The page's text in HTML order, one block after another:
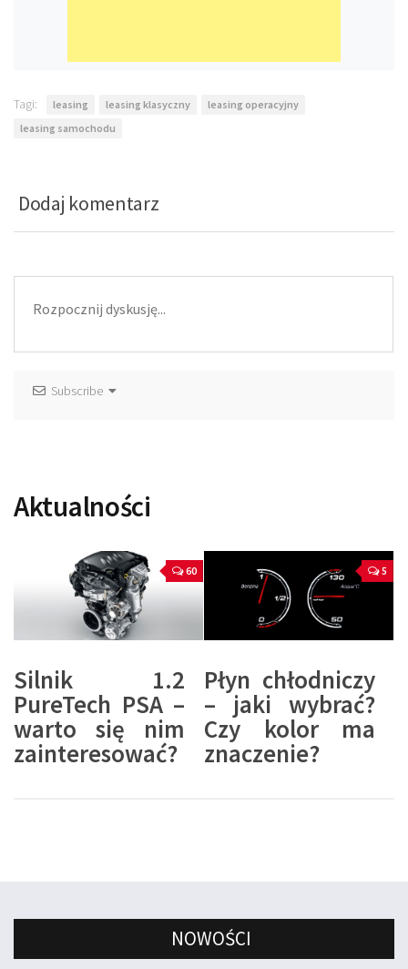
Tagi: leasing leasing klasyczny
leasing operacyjny
leasing samochodu
Dodaj komentarz
Subscribe
Aktualności
60
Silnik 1.2
PureTech PSA –
warto się nim
zainteresować?
5
Płyn chłodniczy
– jaki wybrać?
Czy kolor ma
znaczenie?
NOWOŚCI